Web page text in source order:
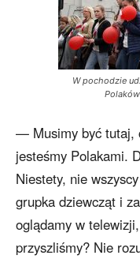
W pochodzie
— Musimy być tutaj,
jesteśmy Polakami.
Niestety, nie
grupka dziewcząt i
oglądamy w
przyszliśmy? Nie